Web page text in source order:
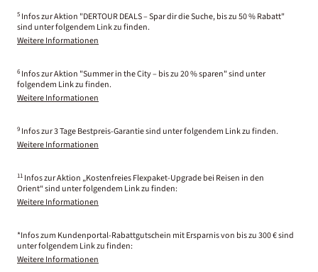
5 Infos zur Aktion "DERTOUR DEALS – Spar dir die Suche, bis zu 50 % Rabatt"
sind unter folgendem Link zu finden.
Weitere Informationen
6 Infos zur Aktion "Summer in the City – bis zu 20 % sparen" sind unter
folgendem Link zu finden.
Weitere Informationen
9 Infos zur 3 Tage Bestpreis-Garantie sind unter folgendem Link zu finden.
Weitere Informationen
11 Infos zur Aktion „Kostenfreies Flexpaket-Upgrade bei Reisen in den
Orient“ sind unter folgendem Link zu finden:
Weitere Informationen
*Infos zum Kundenportal-Rabattgutschein mit Ersparnis von bis zu 300 € sind
unter folgendem Link zu finden:
Weitere Informationen